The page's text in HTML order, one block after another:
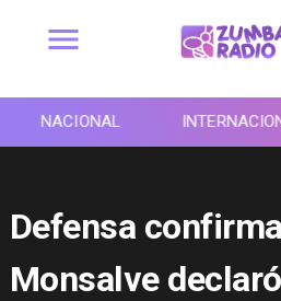
NACIONAL
Defensa
Monsalve